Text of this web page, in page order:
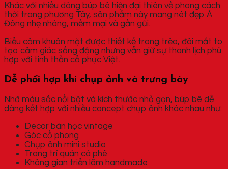
Khác với nhiều dòng búp bê hiện đại thiên về phong cách
thời trang phương Tây, sản phẩm này mang nét đẹp Á
Đông nhẹ nhàng, mềm mại và gần gũi.
Biểu cảm khuôn mặt được thiết kế trong trẻo, đôi mắt to
tạo cảm giác sống động nhưng vẫn giữ sự thanh lịch phù
hợp với tinh thần cổ phục Việt.
Dễ phối hợp khi chụp ảnh và trưng bày
Nhờ màu sắc nổi bật và kích thước nhỏ gọn, búp bê dễ
dàng kết hợp với nhiều concept chụp ảnh khác nhau như:
Decor bàn học vintage
Góc cổ phong
Chụp ảnh mini studio
Trang trí quán cà phê
Không gian triển lãm handmade